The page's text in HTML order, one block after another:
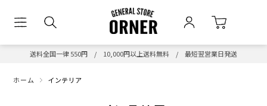
送料全国一律 550円 / 10,000円以上送料無料 / 最短翌営業日発送
ホーム インテリア